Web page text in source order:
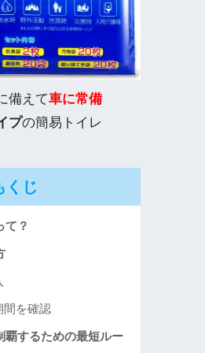
備えて車に常備
プの簡易トイレ
くじ
て？
間を確認
覇するための最短ルー